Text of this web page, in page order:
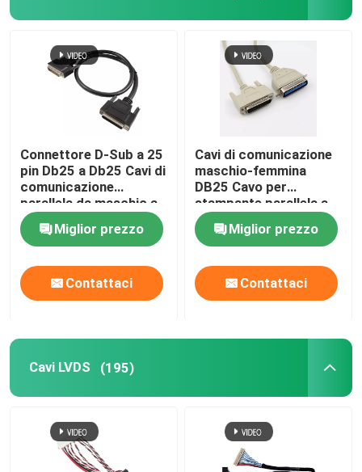
Connettore D-Sub a 25
pin Db25 a Db25 Cavi di
comunicazione
parallela da maschio a
femmina
Miglior prezzo
Contattaci
Cavi di comunicazione
maschio-femmina
DB25 Cavo per
stampante parallela a
25 pin 4K 120Hz
Miglior prezzo
Contattaci
Cavi LVDS (195)